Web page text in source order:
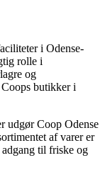
i Odense-
rolle i
og
butikker i
udgør Coop Odense
af varer er
til friske og